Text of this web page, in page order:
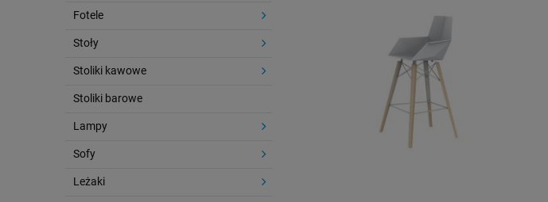
Fotele
Stoły
Stoliki kawowe
Stoliki barowe
Lampy
Sofy
Leżaki